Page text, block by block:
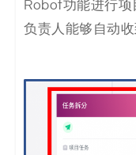
Robot功能进行项
负责人能够自动